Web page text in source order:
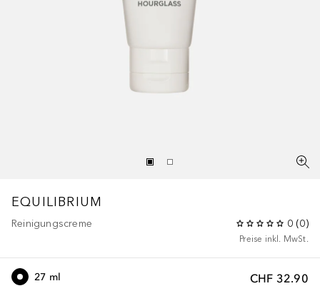
EQUILIBRIUM
Reinigungscreme 0 (0)
Preise inkl. MwSt.
CHF 32.90
27 ml